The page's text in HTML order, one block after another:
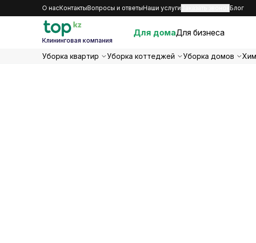
О насКонтактыВопросы и ответыНаши услуги Блог
Клининговая компания
Для домаДля бизнеса
Уборка квартир Уборка коттеджей Уборка домов